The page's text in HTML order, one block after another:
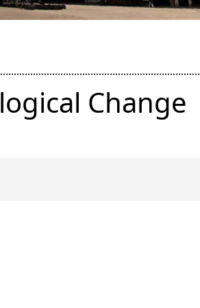
Change